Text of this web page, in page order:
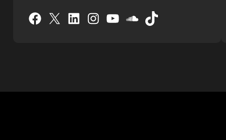
Facebook X LinkedIn Instagram YouTube SoundCloud TikTok